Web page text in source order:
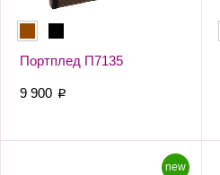
Портплед П7135
9 900 p
new